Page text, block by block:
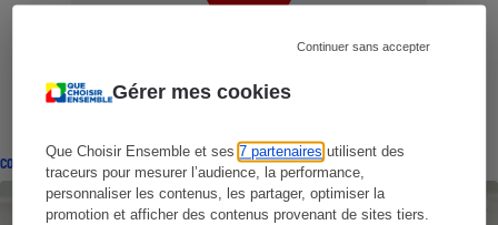
Gérer mes cookies
Que Choisir Ensemble et ses7 partenaires utilisent des
traceurs pour mesurer l’audience, la performance,
personnaliser les contenus, les partager, optimiser la
promotion et afficher des contenus provenant de sites tiers.
Continuer sans accepter
CONSEILS